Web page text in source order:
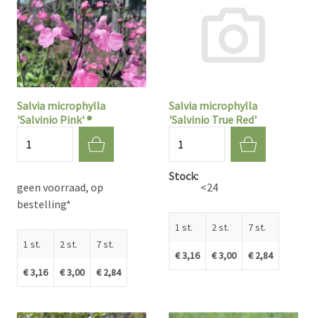
Salvia microphylla
'Salvinio Pink' ®
geen voorraad, op
bestelling*
1 st.
€ 3,16
2 st.
€ 3,00
7 st.
€ 2,84
Salvia microphylla
'Salvinio True Red'
Stock
<24
1 st.
€ 3,16
2 st.
€ 3,00
7 st.
€ 2,84